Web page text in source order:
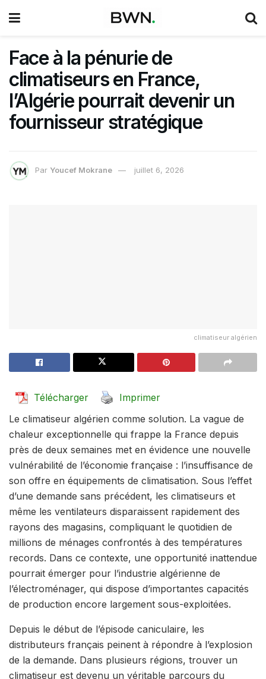
Face à la pénurie de
climatiseurs en France,
l’Algérie pourrait devenir un
fournisseur stratégique
Par Youcef Mokrane juillet 6, 2026
climatiseur algérien
Télécharger
Imprimer
Le climatiseur algérien comme solution. La vague de
chaleur exceptionnelle qui frappe la France depuis
près de deux semaines met en évidence une nouvelle
vulnérabilité de l’économie française : l’insuffisance de
son offre en équipements de climatisation. Sous l’effet
d’une demande sans précédent, les climatiseurs et
même les ventilateurs disparaissent rapidement des
rayons des magasins, compliquant le quotidien de
millions de ménages confrontés à des températures
records. Dans ce contexte, une opportunité inattendue
pourrait émerger pour l’industrie algérienne de
l’électroménager, qui dispose d’importantes capacités
de production encore largement sous-exploitées.
Depuis le début de l’épisode caniculaire, les
distributeurs français peinent à répondre à l’explosion
de la demande. Dans plusieurs régions, trouver un
climatiseur est devenu un véritable parcours du